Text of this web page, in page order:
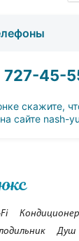
727-45-
скажите,
сайте nash-
Кондиционер
Душ